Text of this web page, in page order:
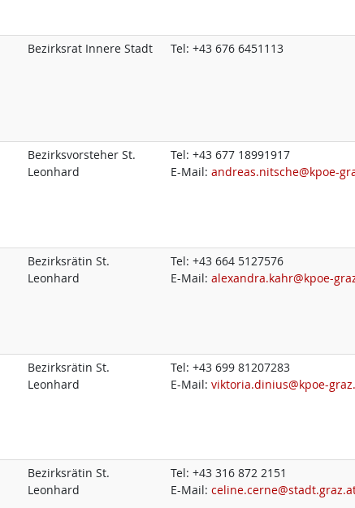
Bezirksrat Innere Stadt Tel:+43 676 6451113
Bezirksvorsteher St.
Leonhard
Tel:+43 677 18991917
E-Mail:andreas.nitsche@kpoe-
Bezirksrätin St.
Leonhard
Tel:+43 664 5127576
E-Mail:alexandra.kahr@kpoe-
Bezirksrätin St.
Leonhard
Tel:+43 699 81207283
E-Mail:viktoria.dinius@kpoe-
Bezirksrätin St.
Leonhard
Tel:+43 316 872 2151
E-Mail: